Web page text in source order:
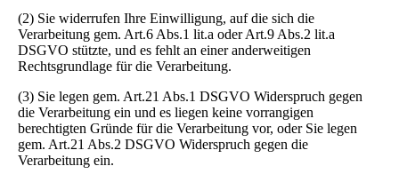
(2) Sie widerrufen Ihre Einwilligung, auf die sich die
Verarbeitung gem. Art.6 Abs.1 lit.a oder Art.9 Abs.2 lit.a
DSGVO stützte, und es fehlt an einer anderweitigen
Rechtsgrundlage für die Verarbeitung.
(3) Sie legen gem. Art.21 Abs.1 DSGVO Widerspruch gegen
die Verarbeitung ein und es liegen keine vorrangigen
berechtigten Gründe für die Verarbeitung vor, oder Sie legen
gem. Art.21 Abs.2 DSGVO Widerspruch gegen die
Verarbeitung ein.